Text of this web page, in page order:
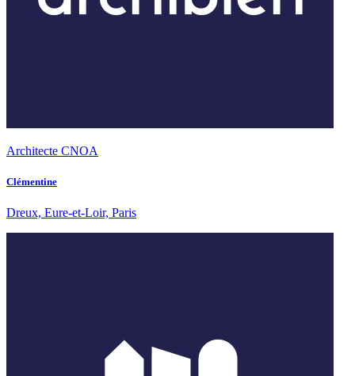
Architecte CNOA
Clémentine
Dreux, Eure-et-Loir, Paris